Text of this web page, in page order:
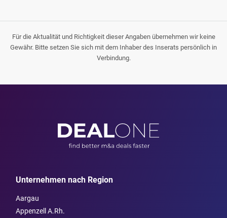
Für die Aktualität und Richtigkeit dieser Angaben übernehmen wir keine
Gewähr. Bitte setzen Sie sich mit dem Inhaber des Inserats persönlich in
Verbindung.
Unternehmen nach Region
Aargau
Appenzell A.Rh.